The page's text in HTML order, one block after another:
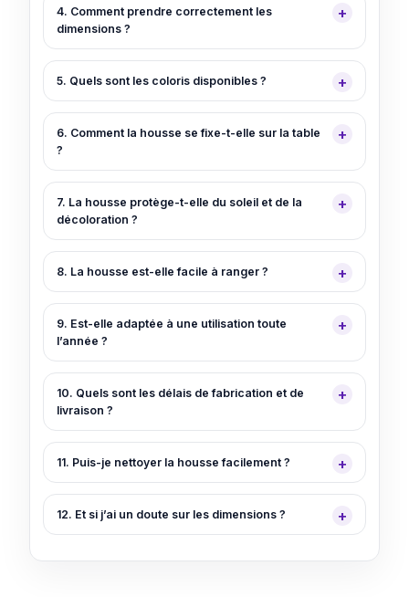
4. Comment prendre correctement les
dimensions ?
5. Quels sont les coloris disponibles ?
6. Comment la housse se fixe-t-elle sur la table
?
7. La housse protège-t-elle du soleil et de la
décoloration ?
8. La housse est-elle facile à ranger ?
9. Est-elle adaptée à une utilisation toute
l’année ?
10. Quels sont les délais de fabrication et de
livraison ?
11. Puis-je nettoyer la housse facilement ?
12. Et si j’ai un doute sur les dimensions ?